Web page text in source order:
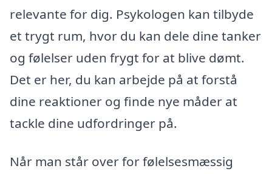
relevante for dig. Psykologen kan tilbyde
et trygt rum, hvor du kan dele dine tanker
og følelser uden frygt for at blive dømt.
Det er her, du kan arbejde på at forstå
dine reaktioner og finde nye måder at
tackle dine udfordringer på.
Når man står over for følelsesmæssig